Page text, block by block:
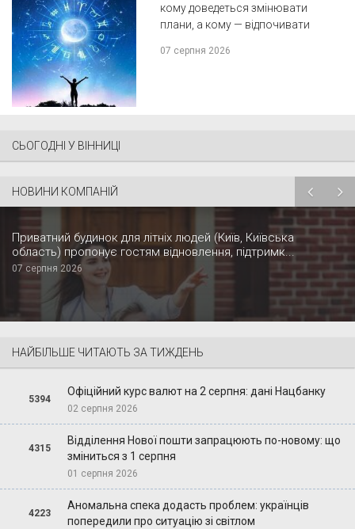
кому доведеться змінювати
плани, а кому — відпочивати
07 серпня 2026
СЬОГОДНІ У ВІННИЦІ
НОВИНИ КОМПАНІЙ
Приватний будинок для літніх людей (Київ, Київська
область) пропонує гостям відновлення, підтримк...
07 серпня 2026
НАЙБІЛЬШЕ ЧИТАЮТЬ ЗА ТИЖДЕНЬ
5394
Офіційний курс валют на 2 серпня: дані Нацбанку
02 серпня 2026
4315
Відділення Нової пошти запрацюють по-новому: що
зміниться з 1 серпня
01 серпня 2026
4223
Аномальна спека додасть проблем: українців
попередили про ситуацію зі світлом